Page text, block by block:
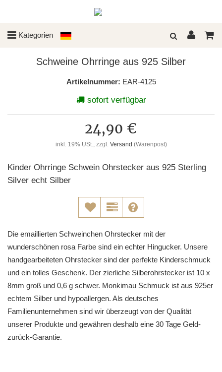
Kategorien
Schweine Ohrringe aus 925 Silber
Artikelnummer: EAR-4125
sofort verfügbar
24,90 €
inkl. 19% USt., zzgl. Versand (Warenpost)
Kinder Ohrringe Schwein Ohrstecker aus 925 Sterling
Silver echt Silber
Die emaillierten Schweinchen Ohrstecker mit der
wunderschönen rosa Farbe sind ein echter Hingucker. Unsere
handgearbeiteten Ohrstecker sind der perfekte Kinderschmuck
und ein tolles Geschenk. Der zierliche Silberohrstecker ist 10 x
8mm groß und 0,6 g schwer. Monkimau Schmuck ist aus 925er
echtem Silber und hypoallergen. Als deutsches
Familienunternehmen sind wir überzeugt von der Qualität
unserer Produkte und gewähren deshalb eine 30 Tage Geld-
zurück-Garantie.